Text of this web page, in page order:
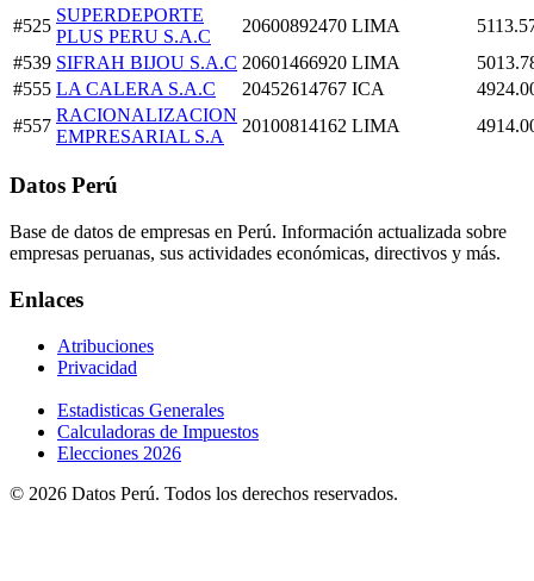
#525
SUPERDEPORTE
PLUS PERU S.A.C
20600892470 LIMA
#539 SIFRAH BIJOU S.A.C 20601466920 LIMA
#555 LA CALERA S.A.C 20452614767 ICA
#557
RACIONALIZACION
EMPRESARIAL S.A
20100814162 LIMA
Datos Perú
Base de datos de empresas en Perú. Información actualizada sobre
empresas peruanas, sus actividades económicas, directivos y más.
Enlaces
Atribuciones
Privacidad
Estadisticas Generales
Calculadoras de Impuestos
Elecciones 2026
© 2026 Datos Perú. Todos los derechos reservados.